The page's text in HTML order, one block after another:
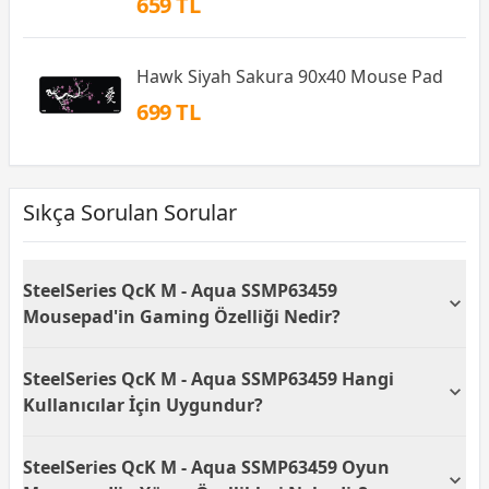
Hawk Siyah Sakura 90x40 Mouse Pad
699 TL
Sıkça Sorulan Sorular
SteelSeries QcK M - Aqua SSMP63459
Mousepad'in Gaming Özelliği Nedir?
mousepad'i gaming deneyiminizi iyileştirmek için
özel olarak tasarlandı. Yüzeyi, üstün hassasiyet ve
hız sunarak oyuncular için optimal bir performans
SteelSeries QcK M - Aqua SSMP63459 Hangi
Kullanıcılar İçin Uygundur?
mousepad'i, özellikle hız ve doğruluk gerektiren
SteelSeries QcK M - Aqua SSMP63459 Oyun